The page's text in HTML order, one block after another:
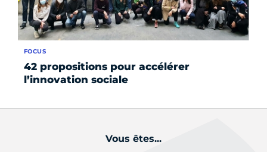
42 propositions pour accélérer
l’innovation sociale
FOCUS
Vous êtes...